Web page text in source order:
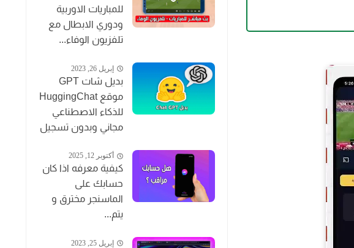
للمباريات الاوربية
ودوري الابطال مع
تلفزيون الوفاء...
إبريل 26, 2023
بديل شات GPT
موقع HuggingChat
للذكاء الاصطناعي
مجاني وبدون تسجيل
أكتوبر 12, 2025
كيفية معرفه اذا كان
حسابك على
الماسنجر مخترق و
يتم...
إبريل 25, 2023